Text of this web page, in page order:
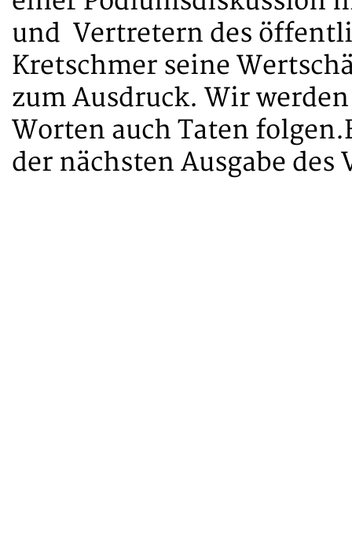
und Vertretern des
Kretschmer seine
zum Ausdruck. Wir
Worten auch Taten
der nächsten Ausgabe des